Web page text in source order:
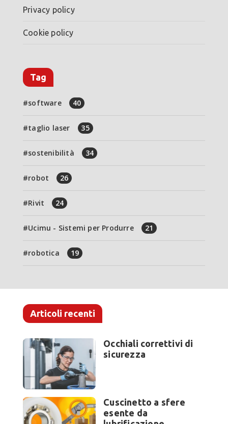
Privacy policy
Cookie policy
Tag
software 40
taglio laser 35
sostenibilità 34
robot 26
Rivit 24
Ucimu - Sistemi per Produrre 21
robotica 19
Articoli recenti
Occhiali correttivi di
sicurezza
Cuscinetto a sfere
esente da